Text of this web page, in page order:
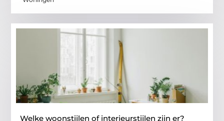
Welke woonstijlen of interieurstijlen zijn er?